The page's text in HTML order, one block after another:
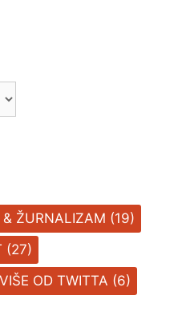
& ŽURNALIZAM (19)
(27)
VIŠE OD TWITTA (6)